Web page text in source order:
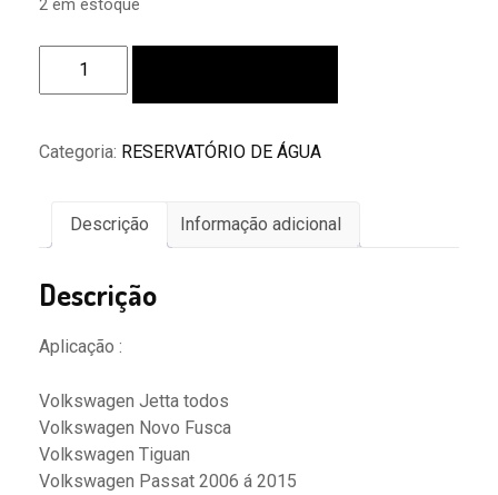
2 em estoque
Eos
Tiguan
Tt
Categoria: RESERVATÓRIO DE ÁGUA
Descrição Informação adicional
Descrição
Aplicação :
Volkswagen Jetta todos
Volkswagen Novo Fusca
Volkswagen Tiguan
Volkswagen Passat 2006 á 2015